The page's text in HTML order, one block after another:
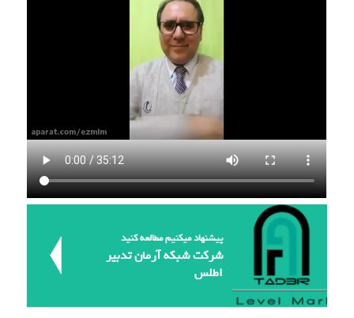
پیشنهاد میکنیم مطالعه کنید
شرکت شبکه آرمان تدبیر
اطلس